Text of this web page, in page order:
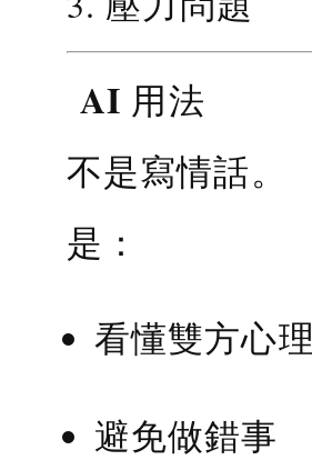
AI 用法
不是寫情話。
是：
看懂雙方心理
避免做錯事